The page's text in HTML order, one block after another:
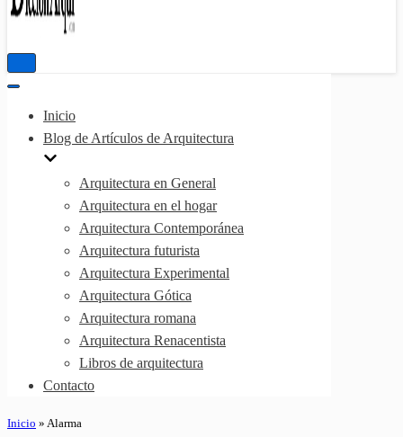
Menú
Menú
navegación
Inicio
Blog de Artículos de Arquitectura
Arquitectura en General
Arquitectura en el hogar
Arquitectura Contemporánea
Arquitectura futurista
Arquitectura Experimental
Arquitectura Gótica
Arquitectura romana
Arquitectura Renacentista
Libros de arquitectura
Contacto
Inicio » Alarma